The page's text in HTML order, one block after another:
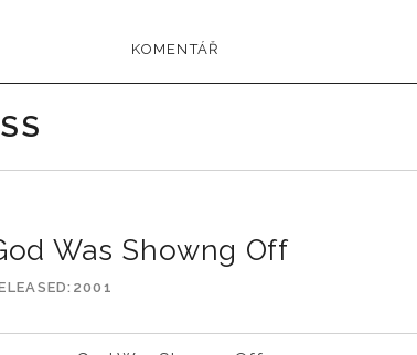
KOMENTÁŘ
Was Showng Off
2001
Audio přehrávač